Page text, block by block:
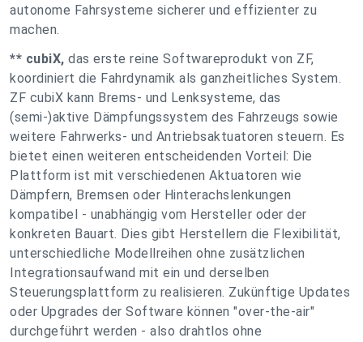
autonome Fahrsysteme sicherer und effizienter zu
machen.
** cubiX, das erste reine Softwareprodukt von ZF,
koordiniert die Fahrdynamik als ganzheitliches System.
ZF cubiX kann Brems- und Lenksysteme, das
(semi-)aktive Dämpfungssystem des Fahrzeugs sowie
weitere Fahrwerks- und Antriebsaktuatoren steuern. Es
bietet einen weiteren entscheidenden Vorteil: Die
Plattform ist mit verschiedenen Aktuatoren wie
Dämpfern, Bremsen oder Hinterachslenkungen
kompatibel - unabhängig vom Hersteller oder der
konkreten Bauart. Dies gibt Herstellern die Flexibilität,
unterschiedliche Modellreihen ohne zusätzlichen
Integrationsaufwand mit ein und derselben
Steuerungsplattform zu realisieren. Zukünftige Updates
oder Upgrades der Software können "over-the-air"
durchgeführt werden - also drahtlos ohne